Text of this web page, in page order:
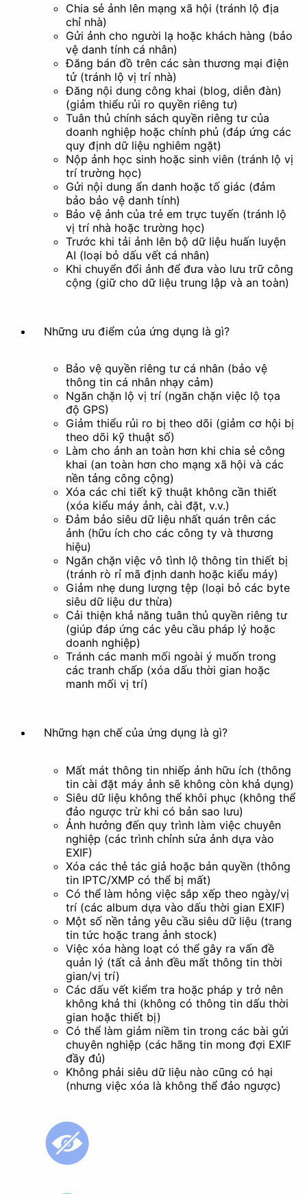
Tạo ảnh động
Bộ lọc
Tạo phong cách nghệ
Chia sẻ ảnh lên mạng xã hội (tránh lộ địa
chỉ nhà)
Gửi ảnh cho người lạ hoặc khách hàng (bảo
vệ danh tính cá nhân)
Đăng bán đồ trên các sàn thương mại điện
tử (tránh lộ vị trí nhà)
Đăng nội dung công khai (blog, diễn đàn)
(giảm thiểu rủi ro quyền riêng tư)
Tuân thủ chính sách quyền riêng tư của
doanh nghiệp hoặc chính phủ (đáp ứng các
quy định dữ liệu nghiêm ngặt)
Nộp ảnh học sinh hoặc sinh viên (tránh lộ vị
trí trường học)
Gửi nội dung ẩn danh hoặc tố giác (đảm
bảo bảo vệ danh tính)
Bảo vệ ảnh của trẻ em trực tuyến (tránh lộ
vị trí nhà hoặc trường học)
Trước khi tải ảnh lên bộ dữ liệu huấn luyện
AI (loại bỏ dấu vết cá nhân)
Khi chuyển đổi ảnh để đưa vào lưu trữ công
cộng (giữ cho dữ liệu trung lập và an toàn)
Những ưu điểm của ứng dụng là gì?
Bảo vệ quyền riêng tư cá nhân (bảo vệ
thông tin cá nhân nhạy cảm)
Ngăn chặn lộ vị trí (ngăn chặn việc lộ tọa
độ GPS)
Giảm thiểu rủi ro bị theo dõi (giảm cơ hội bị
theo dõi kỹ thuật số)
Làm cho ảnh an toàn hơn khi chia sẻ công
khai (an toàn hơn cho mạng xã hội và các
nền tảng công cộng)
Xóa các chi tiết kỹ thuật không cần thiết
(xóa kiểu máy ảnh, cài đặt, v.v.)
Đảm bảo siêu dữ liệu nhất quán trên các
ảnh (hữu ích cho các công ty và thương
hiệu)
Ngăn chặn việc vô tình lộ thông tin thiết bị
(tránh rò rỉ mã định danh hoặc kiểu máy)
Giảm nhẹ dung lượng tệp (loại bỏ các byte
siêu dữ liệu dư thừa)
Cải thiện khả năng tuân thủ quyền riêng tư
(giúp đáp ứng các yêu cầu pháp lý hoặc
doanh nghiệp)
Tránh các manh mối ngoài ý muốn trong
các tranh chấp (xóa dấu thời gian hoặc
manh mối vị trí)
Những hạn chế của ứng dụng là gì?
Mất mát thông tin nhiếp ảnh hữu ích (thông
tin cài đặt máy ảnh sẽ không còn khả dụng)
Siêu dữ liệu không thể khôi phục (không thể
đảo ngược trừ khi có bản sao lưu)
Ảnh hưởng đến quy trình làm việc chuyên
nghiệp (các trình chỉnh sửa ảnh dựa vào
EXIF)
Xóa các thẻ tác giả hoặc bản quyền (thông
tin IPTC/XMP có thể bị mất)
Có thể làm hỏng việc sắp xếp theo ngày/vị
trí (các album dựa vào dấu thời gian EXIF)
Một số nền tảng yêu cầu siêu dữ liệu (trang
tin tức hoặc trang ảnh stock)
Việc xóa hàng loạt có thể gây ra vấn đề
quản lý (tất cả ảnh đều mất thông tin thời
gian/vị trí)
Các dấu vết kiểm tra hoặc pháp y trở nên
không khả thi (không có thông tin dấu thời
gian hoặc thiết bị)
Có thể làm giảm niềm tin trong các bài gửi
chuyên nghiệp (các hãng tin mong đợi EXIF
đầy đủ)
Không phải siêu dữ liệu nào cũng có hại
(nhưng việc xóa là không thể đảo ngược)